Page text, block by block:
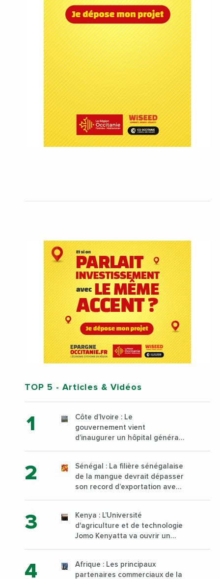
TOP 5 - Articles & Vidéos
Côte d’Ivoire : Le
gouvernement vient
d’inaugurer un hôpital général
Sénégal : La filière sénégalaise
de la mangue devrait dépasser
son record d’exportation avec
Kenya : L’Université
d'agriculture et de technologie
Jomo Kenyatta va ouvrir un
sur son campus de Karen à
Nairobi dès janvier 2023
Afrique : Les principaux
partenaires commerciaux de la